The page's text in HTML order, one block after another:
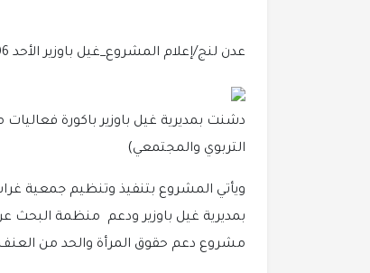
عدن لنج/إعلام المشروع_غيل باوزير الأحد 06 نوفمبر 2022 01:45 مساءً
دشنت بمديرية غيل باوزير باكورة
التربوي والمجتمعي)
ويأتي المشروع بتنفيذ وتنظيم جمعية
مشروع دعم حقوق المرأة والحد من العنف